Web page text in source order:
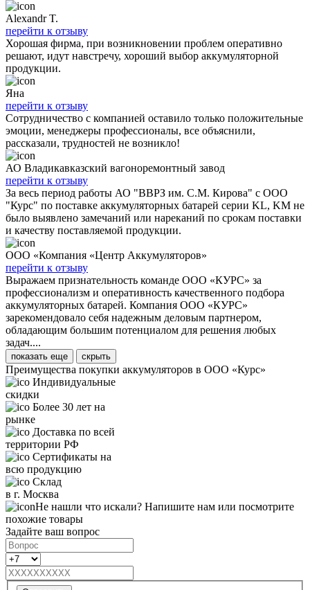
Alexandr T.
перейти к отзыву
Хорошая фирма, при возникновении проблем оперативно
решают, идут навстречу, хороший выбор аккумуляторной
продукции.
Яна
перейти к отзыву
Сотрудничество с компанией оставило только положительные
эмоции, менеджеры профессионалы, все объяснили,
рассказали, трудностей не возникло!
АО Владикавказский вагоноремонтный завод
перейти к отзыву
За весь период работы АО "ВВРЗ им. С.М. Кирова" с ООО
"Курс" по поставке аккумуляторных батарей серии KL, KM не
было выявлено замечаний или нареканий по срокам поставки
и качеству поставляемой продукции.
ООО «Компания «Центр Аккумуляторов»
перейти к отзыву
Выражаем признательность команде ООО «КУРС» за
профессионализм и оперативность качественного подбора
аккумуляторных батарей. Компания ООО «КУРС»
зарекомендовало себя надежным деловым партнером,
обладающим большим потенциалом для решения любых
задач....
показать еще скрыть
Преимущества покупки аккумуляторов в ООО «Курс»
Индивидуальные
скидки
Более 30 лет на
рынке
Доставка по всей
территории РФ
Сертификаты на
всю продукцию
Склад
в г. Москва
Не нашли что искали? Напишите нам или посмотрите
похожие товары
Задайте ваш вопрос